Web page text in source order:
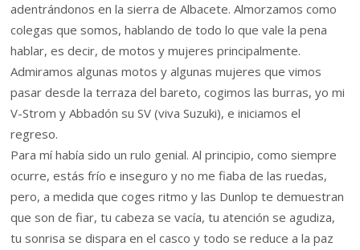
adentrándonos en la sierra de Albacete. Almorzamos como
colegas que somos, hablando de todo lo que vale la pena
hablar, es decir, de motos y mujeres principalmente.
Admiramos algunas motos y algunas mujeres que vimos
pasar desde la terraza del bareto, cogimos las burras, yo mi
V-Strom y Abbadón su SV (viva Suzuki), e iniciamos el
regreso.
Para mí había sido un rulo genial. Al principio, como siempre
ocurre, estás frío e inseguro y no me fiaba de las ruedas,
pero, a medida que coges ritmo y las Dunlop te demuestran
que son de fiar, tu cabeza se vacía, tu atención se agudiza,
tu sonrisa se dispara en el casco y todo se reduce a la paz